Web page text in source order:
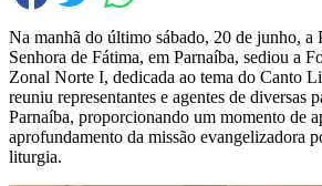
Na manhã do último sábado, 20 de junho, a
Senhora de Fátima, em Parnaíba, sediou a
Zonal Norte I, dedicada ao tema do Canto
reuniu representantes e agentes de diversas
Parnaíba, proporcionando um momento de
aprofundamento da missão evangelizadora
liturgia.